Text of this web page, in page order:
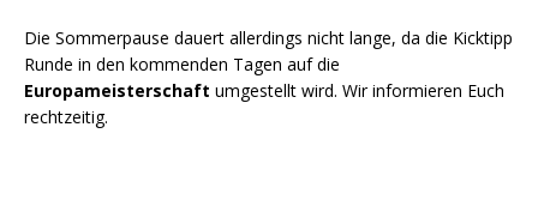
Die Sommerpause dauert allerdings nicht lange, da die Kicktipp
Runde in den kommenden Tagen auf die
Europameisterschaft umgestellt wird. Wir informieren Euch
rechtzeitig.